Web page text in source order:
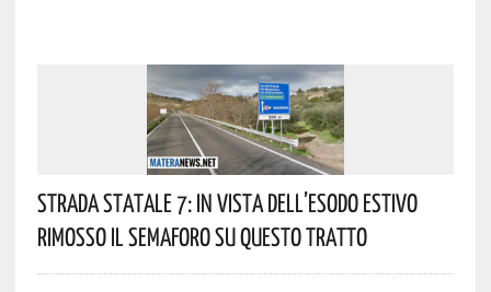
Strada Statale 7: In Vista Dell’esodo Estivo
Rimosso Il Semaforo Su Questo Tratto